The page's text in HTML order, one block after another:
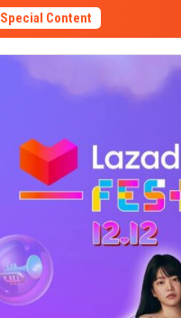
Special Content